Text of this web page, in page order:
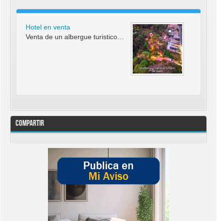
Hotel en venta
Venta de un albergue turistico…
Compartir